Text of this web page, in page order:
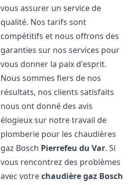
vous assurer un service de
qualité. Nos tarifs sont
compétitifs et nous offrons des
garanties sur nos services pour
vous donner la paix d'esprit.
Nous sommes fiers de nos
résultats, nos clients satisfaits
nous ont donné des avis
élogieux sur notre travail de
plomberie pour les chaudières
gaz Bosch Pierrefeu du Var. Si
vous rencontrez des problèmes
avec votrechaudière gaz Bosch